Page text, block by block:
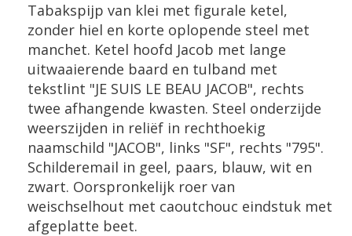
Tabakspijp van klei met figurale ketel,
zonder hiel en korte oplopende steel met
manchet. Ketel hoofd Jacob met lange
uitwaaierende baard en tulband met
tekstlint "JE SUIS LE BEAU JACOB", rechts
twee afhangende kwasten. Steel onderzijde
weerszijden in reliëf in rechthoekig
naamschild "JACOB", links "SF", rechts "795".
Schilderemail in geel, paars, blauw, wit en
zwart. Oorspronkelijk roer van
weischselhout met caoutchouc eindstuk met
afgeplatte beet.